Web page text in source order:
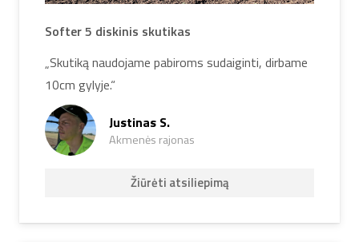
Softer 5 diskinis skutikas
„Skutiką naudojame pabiroms sudaiginti, dirbame
10cm gylyje.“
Justinas S.
Akmenės rajonas
Žiūrėti atsiliepimą